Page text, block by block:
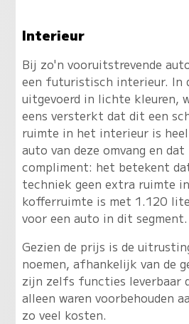
Interieur
Bij zo'n vooruitstrevende
een futuristisch interieur. In
uitgevoerd in lichte kleuren,
eens versterkt dat dit een
ruimte in het interieur is heel
auto van deze omvang en
compliment: het betekent
techniek geen extra ruimte
kofferruimte is met 1.120
voor een auto in dit segment.
Gezien de prijs is de
noemen, afhankelijk van de
zijn zelfs functies leverbaar
alleen waren voorbehouden
zo veel kosten.